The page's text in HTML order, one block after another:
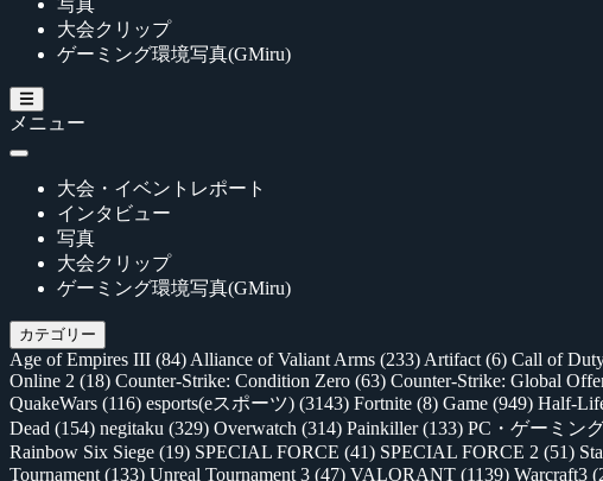
写真
大会クリップ
ゲーミング環境写真(GMiru)
メニュー
大会・イベントレポート
インタビュー
写真
大会クリップ
ゲーミング環境写真(GMiru)
カテゴリー
Age of Empires III (84) Alliance of Valiant Arms (233) Artifact (6) Call of
Online 2 (18) Counter-Strike: Condition Zero (63) Counter-Strike: Global
QuakeWars (116) esports(eスポーツ) (3143) Fortnite (8) Game (949) Half-
Dead (154) negitaku (329) Overwatch (314) Painkiller(133) PC・ゲーミン
Rainbow Six Siege (19) SPECIAL FORCE (41) SPECIAL FORCE 2 (51)
Tournament (133) Unreal Tournament 3 (47) VALORANT (1139) Warcraft3